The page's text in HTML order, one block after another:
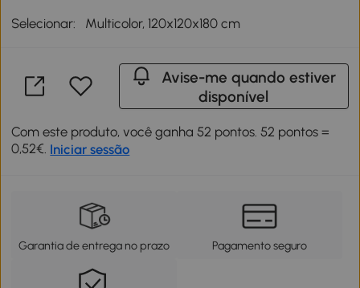
Selecionar: Multicolor, 120x120x180 cm
Avise-me quando estiver
disponível
Com este produto, você ganha 52 pontos. 52 pontos =
0,52€. Iniciar sessão
Garantia de entrega no prazo Pagamento seguro